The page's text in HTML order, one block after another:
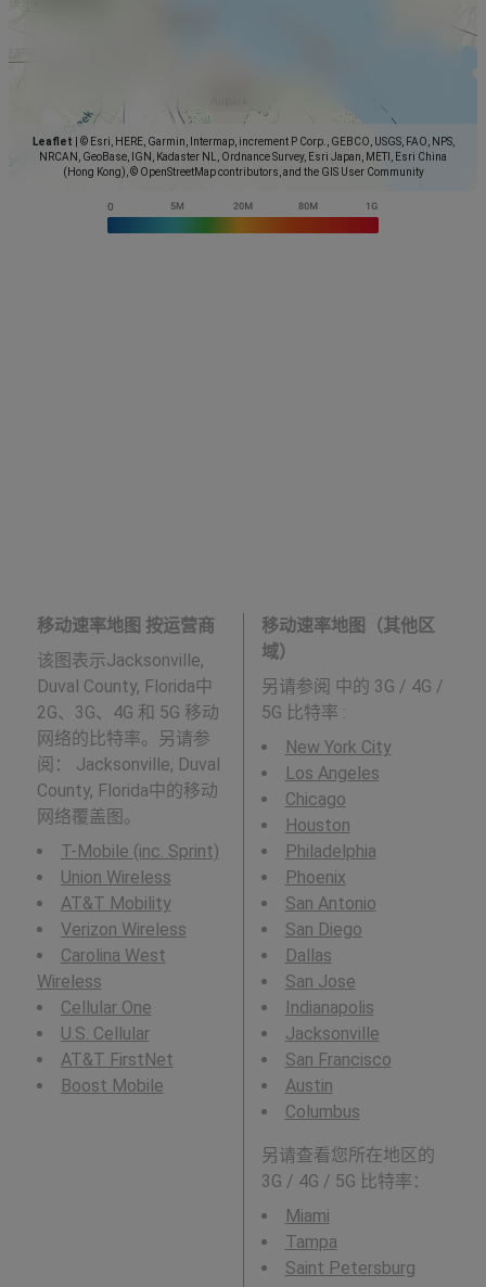
Leaflet
© Esri, HERE, Garmin, Intermap, increment P Corp., GEBCO, USGS, FAO, NPS,
NRCAN, GeoBase, IGN, Kadaster NL, Ordnance Survey, Esri Japan, METI, Esri China
(Hong Kong), © OpenStreetMap contributors, and the GIS User Community
移动速率地图 按运营商
该图表示Jacksonville,
Duval County, Florida中
2G、3G、4G 和 5G 移动
网络的比特率。另请参
阅： Jacksonville, Duval
County, Florida中的移动
网络覆盖图。
T-Mobile (inc. Sprint)
Union Wireless
AT&T Mobility
Verizon Wireless
Carolina West
Wireless
Cellular One
U.S. Cellular
AT&T FirstNet
Boost Mobile
移动速率地图（其他区
域）
另请参阅 中的 3G / 4G /
5G 比特率 :
New York City
Los Angeles
Chicago
Houston
Philadelphia
Phoenix
San Antonio
San Diego
Dallas
San Jose
Indianapolis
Jacksonville
San Francisco
Austin
Columbus
另请查看您所在地区的
3G / 4G / 5G 比特率：
Miami
Tampa
Saint Petersburg